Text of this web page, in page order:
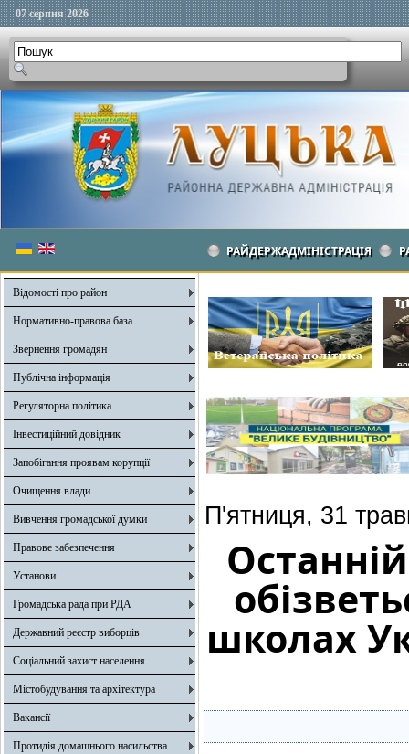
07 серпня 2026
РАЙДЕРЖАДМІНІСТРАЦІЯ
Відомості про район
Нормативно-правова база
Звернення громадян
Публічна інформація
Регуляторна політика
Інвестиційний довідник
Запобігання проявам корупції
Очищення влади
Вивчення громадської думки
Правове забезпечення
Установи
Громадська рада при РДА
Державний реєстр виборців
Соціальний захист населення
Містобудування та архітектура
Вакансії
Протидія домашнього насильства
П'ятниця, 31
школах